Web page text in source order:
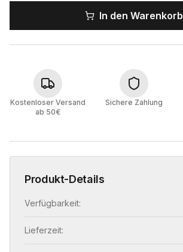
In den Warenkorb
Kostenloser Versand
ab 50€
Sichere Zahlung
Produkt-Details
Verfügbarkeit:
Lieferzeit: